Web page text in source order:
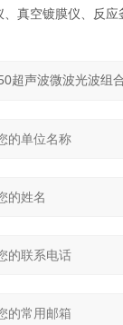
真空镀膜仪、反